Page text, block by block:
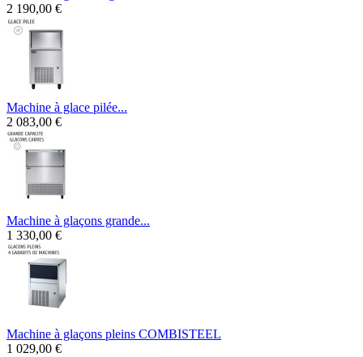
2 190,00 €
Machine à glace pilée...
2 083,00 €
Machine à glaçons grande...
1 330,00 €
Machine à glaçons pleins COMBISTEEL
1 029,00 €